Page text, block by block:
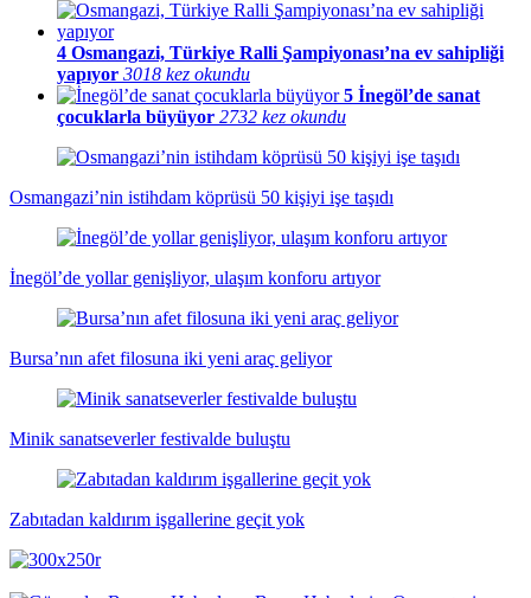
4 Osmangazi, Türkiye Ralli Şampiyonası’na ev sahipliği
yapıyor 3018 kez okundu
5 İnegöl’de sanat
çocuklarla büyüyor 2732 kez okundu
Osmangazi’nin istihdam köprüsü 50 kişiyi işe taşıdı
İnegöl’de yollar genişliyor, ulaşım konforu artıyor
Bursa’nın afet filosuna iki yeni araç geliyor
Minik sanatseverler festivalde buluştu
Zabıtadan kaldırım işgallerine geçit yok